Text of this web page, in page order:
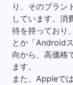
り、そのブラン
しています。消
待を持っており
とか「Android
向から、高価格
ます。
また、Appleで